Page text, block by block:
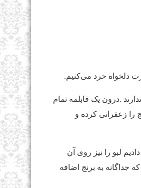
دلخواه خرد می‌کنیم.
.درون یک قابلمه تمام
را زعفرانی کرده و
لبو را نیز روی آن
به برنج اضافه